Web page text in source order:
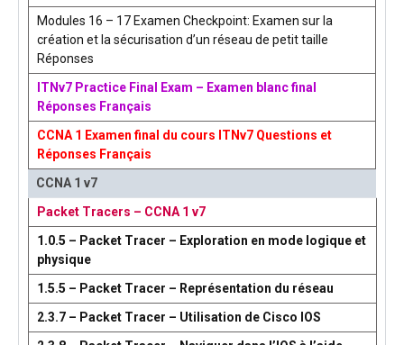
Modules 16 – 17 Examen Checkpoint: Examen sur la
création et la sécurisation d’un réseau de petit taille
Réponses
ITNv7 Practice Final Exam – Examen blanc final
Réponses Français
CCNA 1 Examen final du cours ITNv7 Questions et
Réponses Français
CCNA 1 v7
Packet Tracers – CCNA 1 v7
1.0.5 – Packet Tracer – Exploration en mode logique et
physique
1.5.5 – Packet Tracer – Représentation du réseau
2.3.7 – Packet Tracer – Utilisation de Cisco IOS